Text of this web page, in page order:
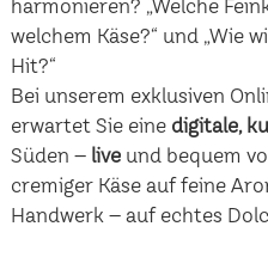
harmonieren? „Welche
welchem Käse?“ und „Wie
Hit?“
Bei unserem exklusiven
erwartet Sie eine digitale,
Süden – live und bequem
cremiger Käse auf feine
Handwerk – auf echtes